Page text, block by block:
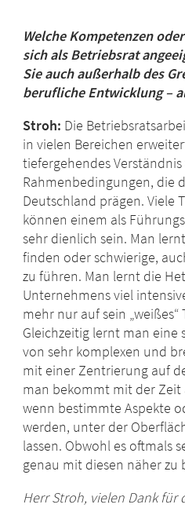
Welche Kompetenzen
sich als Betriebsrat
Sie auch außerhalb des
berufliche Entwicklung –
Stroh: Die
in vielen Bereichen
tiefergehendes
Rahmenbedingungen, die
Deutschland prägen. Viele
können einem als
sehr dienlich sein. Man
finden oder schwierige,
zu führen. Man lernt die
Unternehmens viel
mehr nur auf sein
Gleichzeitig lernt man eine
von sehr komplexen und
mit einer Zentrierung auf
man bekommt mit der Zeit
wenn bestimmte Aspekte
werden, unter der
lassen. Obwohl es oftmals
genau mit diesen näher zu
Herr Stroh, vielen Dank für